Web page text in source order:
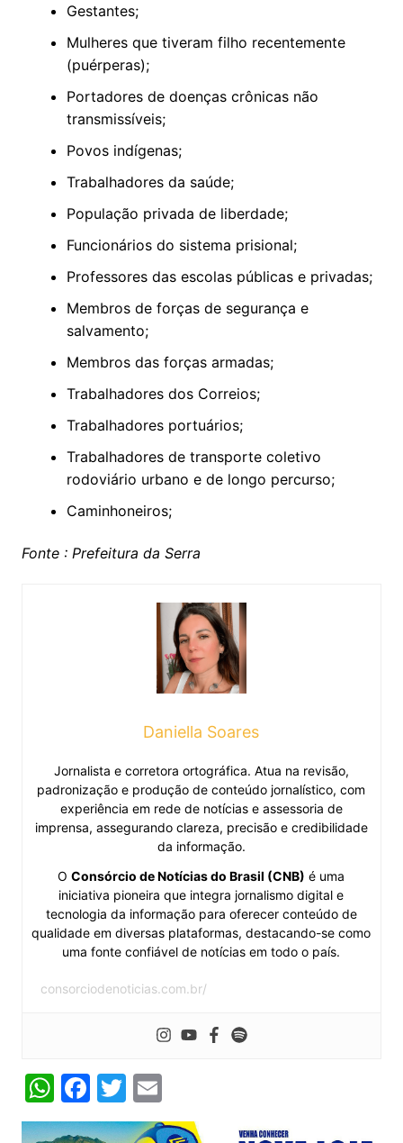
Gestantes;
Mulheres que tiveram filho recentemente
(puérperas);
Portadores de doenças crônicas não
transmissíveis;
Povos indígenas;
Trabalhadores da saúde;
População privada de liberdade;
Funcionários do sistema prisional;
Professores das escolas públicas e privadas;
Membros de forças de segurança e
salvamento;
Membros das forças armadas;
Trabalhadores dos Correios;
Trabalhadores portuários;
Trabalhadores de transporte coletivo
rodoviário urbano e de longo percurso;
Caminhoneiros;
Fonte : Prefeitura da Serra
Daniella Soares
Jornalista e corretora ortográfica. Atua na revisão,
padronização e produção de conteúdo jornalístico, com
experiência em rede de notícias e assessoria de
imprensa, assegurando clareza, precisão e credibilidade
da informação.
OConsórcio de Notícias do Brasil (CNB) é uma
iniciativa pioneira que integra jornalismo digital e
tecnologia da informação para oferecer conteúdo de
qualidade em diversas plataformas, destacando-se como
uma fonte confiável de notícias em todo o país.
consorciodenoticias.com.br/
W
h
F
a
T
w
E
m